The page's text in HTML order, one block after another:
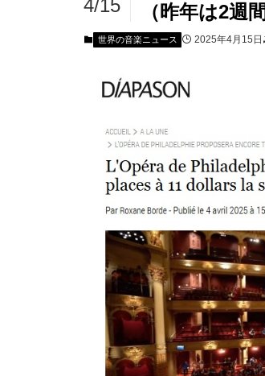
（昨年は2週
4/15
世界の音楽ニュース 2025年4月15日